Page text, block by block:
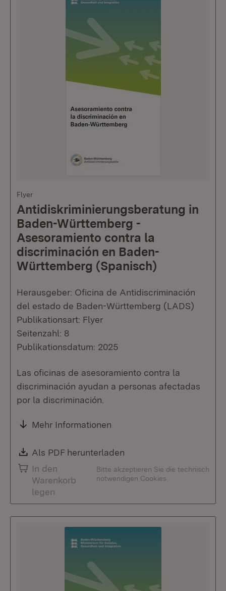
Flyer
Antidiskriminierungsberatung in
Baden-Württemberg -
Asesoramiento contra la
discriminación en Baden-
Württemberg (Spanisch)
Herausgeber: Oficina de Antidiscriminación
del estado de Baden-Württemberg (LADS)
Publikationsart: Flyer
Seitenzahl: 8
Publikationsdatum: 2025
Las oficinas de asesoramiento contra la
discriminación ayudan a personas afectadas
por la discriminación.
Mehr Informationen
Download:
Als PDF herunterladen
In den
Warenkorb
legen
Bitte akzeptieren Sie die technisch
notwendigen Cookies